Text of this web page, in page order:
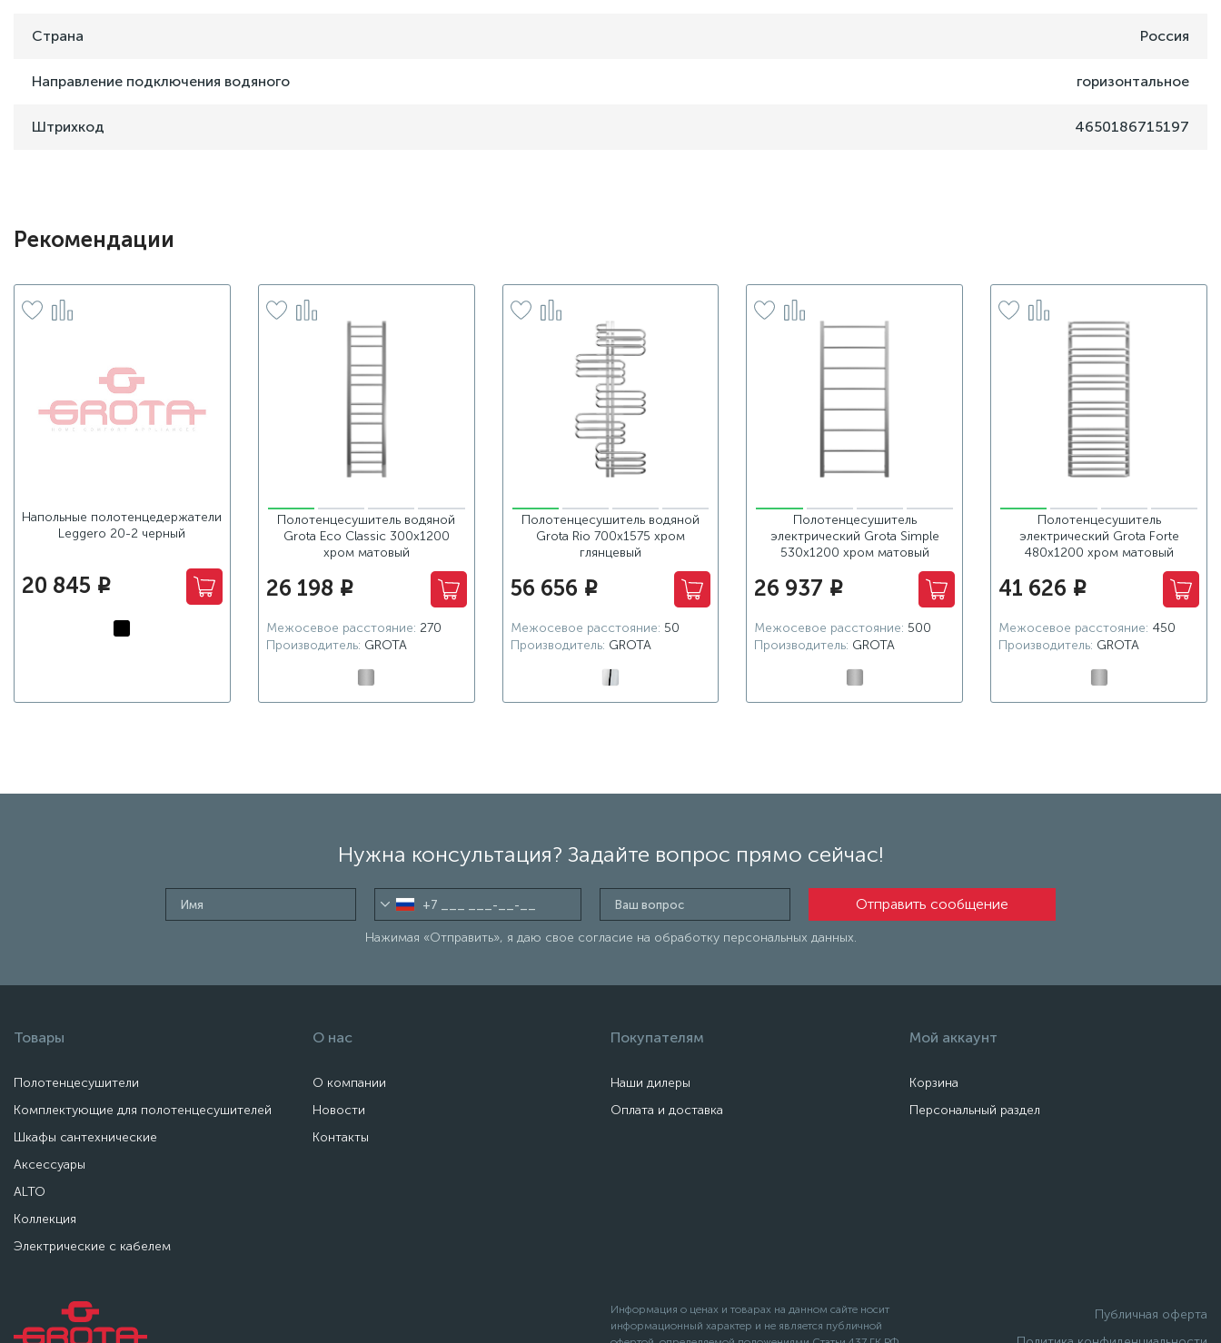
Страна Россия
Направление подключения водяного горизонтальное
Штрихкод 4650186715197
Рекомендации
Напольные полотенцедержатели
Leggero 20-2 черный
20 845 i
Полотенцесушитель водяной
Grota Eco Classic 300x1200
хром матовый
26 198 i
Межосевое расстояние: 270
Производитель: GROTA
Полотенцесушитель водяной
Grota Rio 700x1575 хром
глянцевый
56 656 i
Межосевое расстояние: 50
Производитель: GROTA
Полотенцесушитель
электрический Grota Simple
530x1200 хром матовый
26 937 i
Межосевое расстояние: 500
Производитель: GROTA
Полотенцесушитель
электрический Grota Forte
480x1200 хром матовый
41 626 i
Межосевое расстояние: 450
Производитель: GROTA
Нужна консультация? Задайте вопрос прямо сейчас!
Нажимая «Отправить», я даю свое согласие на обработку персональных данных.
Товары
Полотенцесушители
Комплектующие для полотенцесушителей
Шкафы сантехнические
Аксессуары
ALTO
Коллекция
Электрические с кабелем
О нас
О компании
Новости
Контакты
Покупателям
Наши дилеры
Оплата и доставка
Мой аккаунт
Корзина
Персональный раздел
Информация о ценах и товарах на данном сайте носит
информационный характер и не является публичной
Публичная оферта